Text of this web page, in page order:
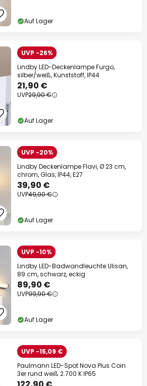
Auf Lager
UVP -26%
Lindby LED-Deckenlampe Furgo,
silber/weiß, Kunststoff, IP44
21,90 €
UVP29,90 €
Auf Lager
UVP -20%
Lindby Deckenlampe Flavi, Ø 23 cm,
chrom, Glas, IP44, E27
39,90 €
UVP49,90 €
Auf Lager
UVP -10%
Lindby LED-Badwandleuchte Ulisan,
89 cm, schwarz, eckig
89,90 €
UVP99,90 €
Auf Lager
UVP -15,09 €
Paulmann LED-Spot Nova Plus Coin
3er rund weiß 2.700 K IP65